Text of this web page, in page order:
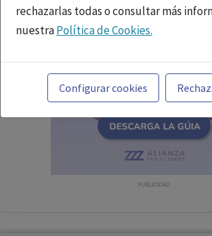
rechazarlas todas o consultar más
nuestraPolítica de Cookies.
Toda la información incluida en la
referida a productos del mercado
tanto, dirigida a profesionales
facultados para prescribir o dispensar
con ejercicio profesional. La
fármacos se facilita a título meramente
Configurar cookies
PUBLICIDAD